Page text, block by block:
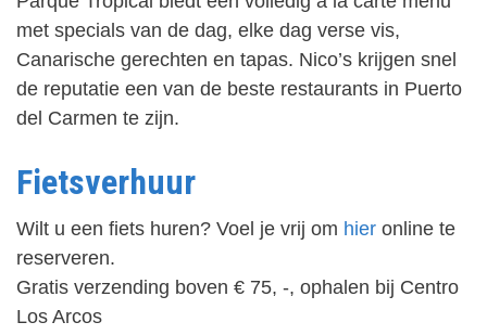
met specials van de dag, elke dag verse vis,
Canarische gerechten en tapas. Nico’s krijgen snel
de reputatie een van de beste restaurants in Puerto
del Carmen te zijn.
Fietsverhuur
Wilt u een fiets huren? Voel je vrij om hier online te
reserveren.
Gratis verzending boven € 75, -, ophalen bij Centro
Los Arcos